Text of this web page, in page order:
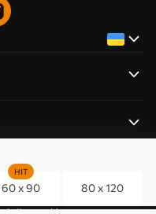
60 x 90
HIT
80 x 120
файли cookie